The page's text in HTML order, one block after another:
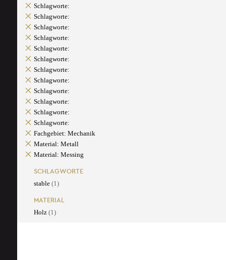
Schlagworte:
Schlagworte:
Schlagworte:
Schlagworte:
Schlagworte:
Schlagworte:
Schlagworte:
Schlagworte:
Schlagworte:
Schlagworte:
Schlagworte:
Schlagworte:
Fachgebiet: Mechanik
Material: Metall
Material: Messing
SCHLAGWORTE
stable (1)
MATERIAL
Holz (1)